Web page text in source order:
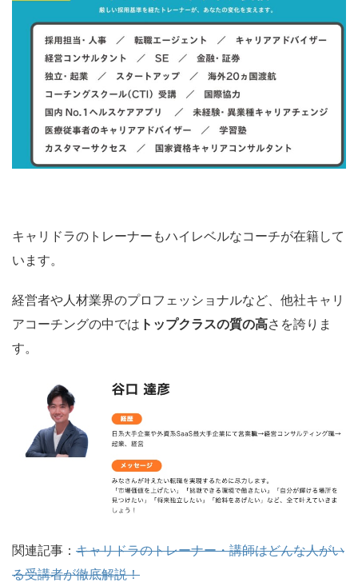
キャリドラのトレーナーもハイレベルなコーチが在籍して
います。
経営者や人材業界のプロフェッショナルなど、他社キャリ
アコーチングの中では トップクラスの質の高さを誇りま
す。
関連記事： キャリドラのトレーナー・講師はどんな人がい
る受講者が徹底解説！